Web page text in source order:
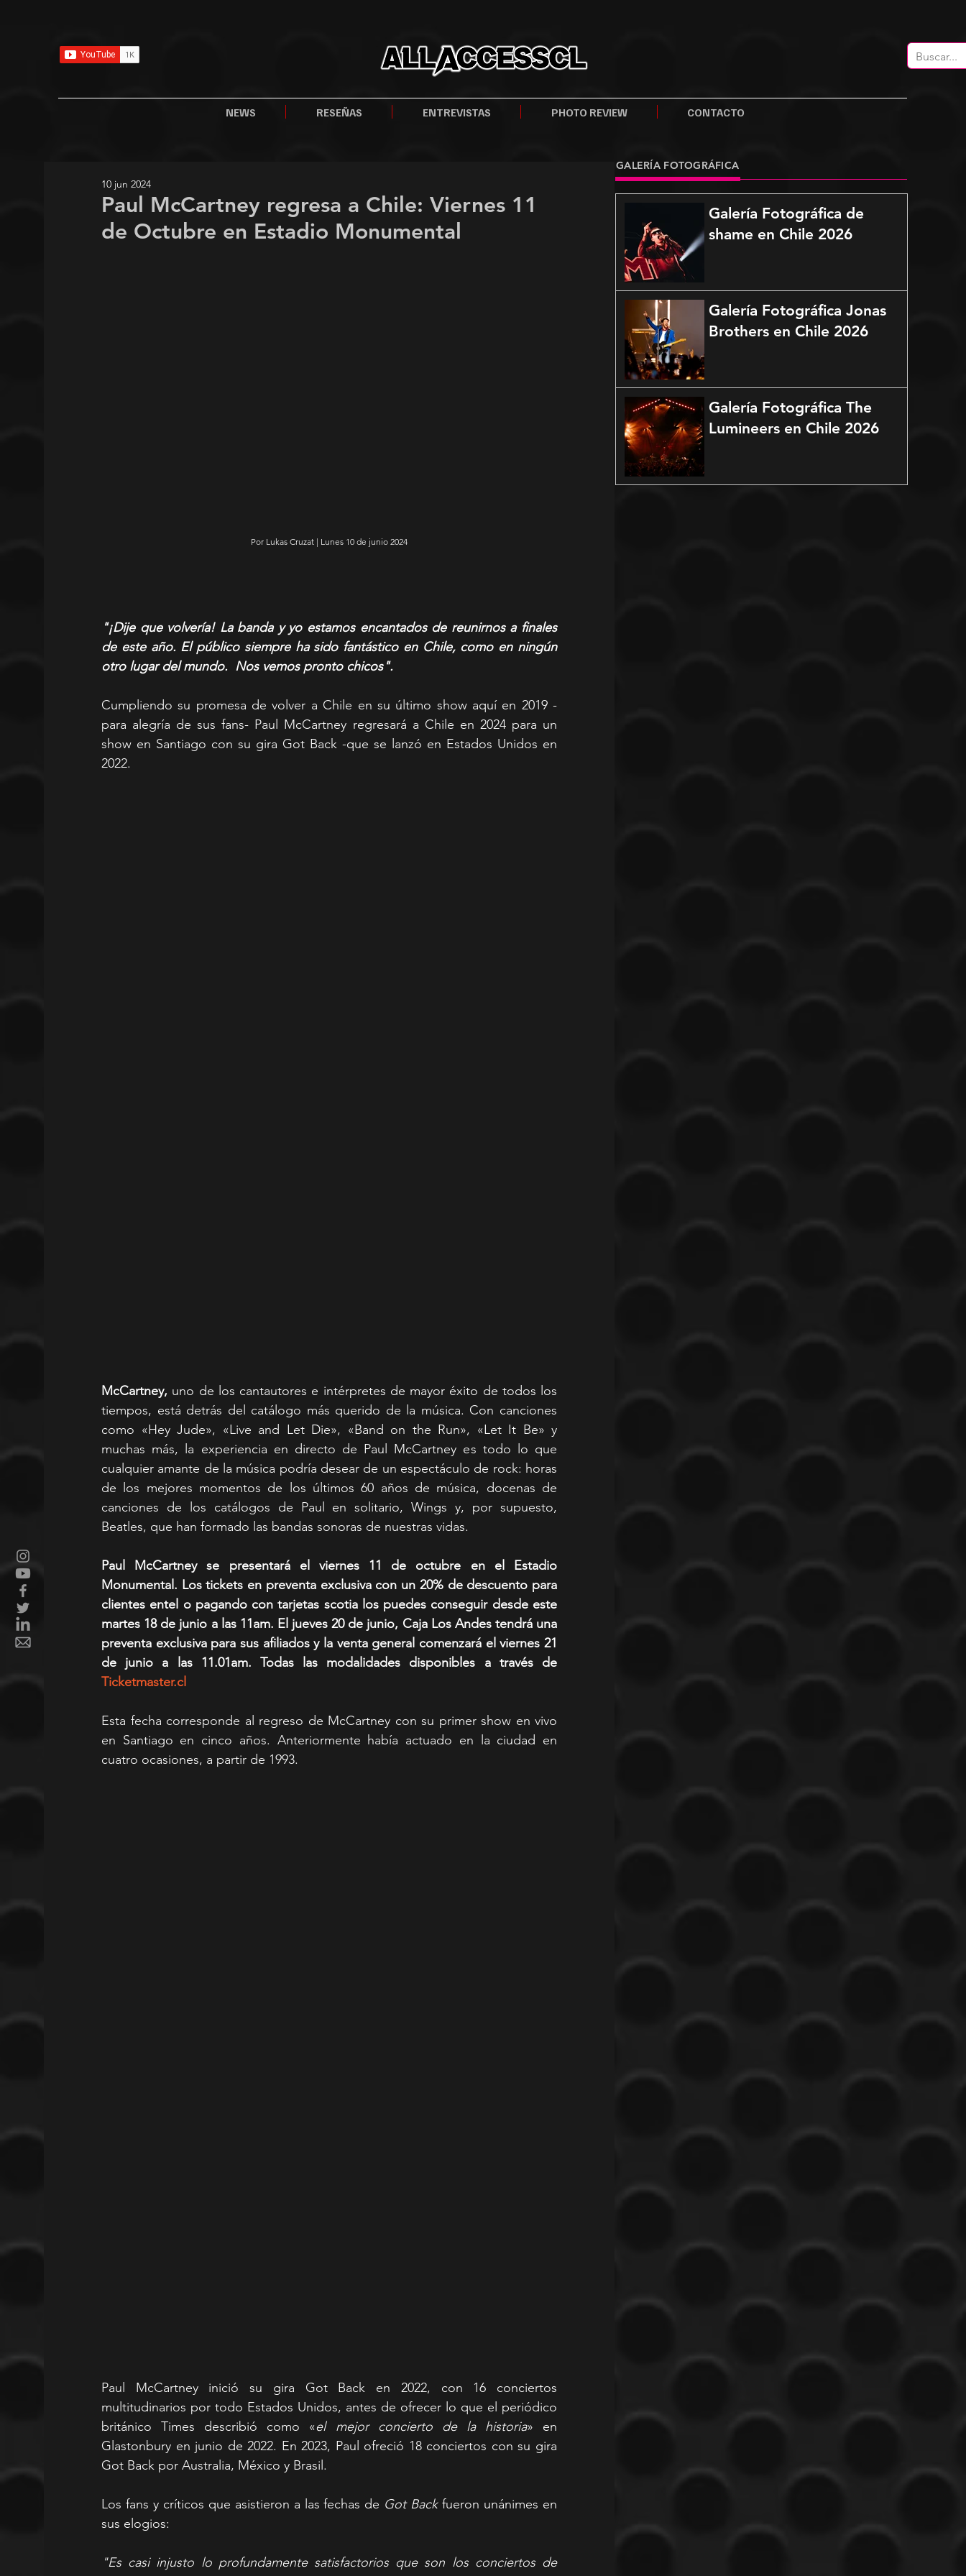
NEWS RESEÑAS ENTREVISTAS PHOTO REVIEW CONTACTO
Paul McCartney regresa a Chile: Viernes 11
de Octubre en Estadio Monumental
10 jun 2024
Por Lukas Cruzat | Lunes 10 de junio 2024
"¡Dije que volvería! La banda y yo estamos encantados de reunirnos a finales
de este año. El público siempre ha sido fantástico en Chile, como en ningún
otro lugar del mundo.  Nos vemos pronto chicos".
Cumpliendo su promesa de volver a Chile en su último show aquí en 2019 -
para alegría de sus fans- Paul McCartney regresará a Chile en 2024 para un
show en Santiago con su gira Got Back -que se lanzó en Estados Unidos en
2022.
McCartney, uno de los cantautores e intérpretes de mayor éxito de todos los
tiempos, está detrás del catálogo más querido de la música. Con canciones
como «Hey Jude», «Live and Let Die», «Band on the Run», «Let It Be» y
muchas más, la experiencia en directo de Paul McCartney es todo lo que
cualquier amante de la música podría desear de un espectáculo de rock: horas
de los mejores momentos de los últimos 60 años de música, docenas de
canciones de los catálogos de Paul en solitario, Wings y, por supuesto,
Beatles, que han formado las bandas sonoras de nuestras vidas.
Paul McCartney se presentará el viernes 11 de octubre en el Estadio
Monumental. Los tickets en preventa exclusiva con un 20% de descuento para
clientes entel o pagando con tarjetas scotia los puedes conseguir desde este
martes 18 de junio a las 11am. El jueves 20 de junio, Caja Los Andes tendrá una
preventa exclusiva para sus afiliados y la venta general comenzará el viernes 21
Ticketmaster.cl
Esta fecha corresponde al regreso de McCartney con su primer show en vivo
en Santiago en cinco años. Anteriormente había actuado en la ciudad en
cuatro ocasiones, a partir de 1993.
Paul McCartney inició su gira Got Back en 2022, con 16 conciertos
multitudinarios por todo Estados Unidos, antes de ofrecer lo que el periódico
británico Times describió como «el mejor concierto de la historia» en
Glastonbury en junio de 2022. En 2023, Paul ofreció 18 conciertos con su gira
Got Back por Australia, México y Brasil.
Los fans y críticos que asistieron a las fechas de Got Back fueron unánimes en
sus elogios:
"Es casi injusto lo profundamente satisfactorios que son los conciertos de
GALERÍA FOTOGRÁFICA
Galería Fotográfica de
shame en Chile 2026
Galería Fotográfica Jonas
Brothers en Chile 2026
Galería Fotográfica The
Lumineers en Chile 2026